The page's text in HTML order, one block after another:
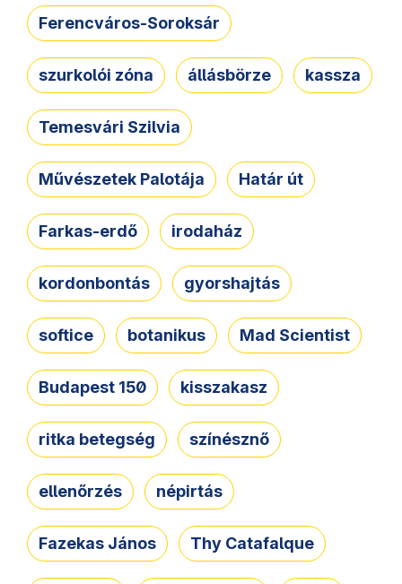
Ferencváros-Soroksár
szurkolói zóna állásbörze kassza
Temesvári Szilvia
Művészetek Palotája Határ út
Farkas-erdő irodaház
kordonbontás gyorshajtás
softice botanikus Mad Scientist
Budapest 150 kisszakasz
ritka betegség színésznő
ellenőrzés népirtás
Fazekas János Thy Catafalque